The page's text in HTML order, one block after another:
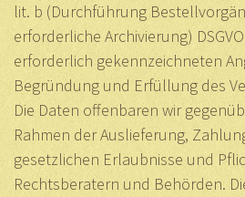
lit. b (Durchführung
erforderliche Archivierung)
erforderlich gekennzeichneten
Begründung und Erfüllung des
Die Daten offenbaren wir
Rahmen der Auslieferung,
gesetzlichen Erlaubnisse und
Rechtsberatern und Behörden.